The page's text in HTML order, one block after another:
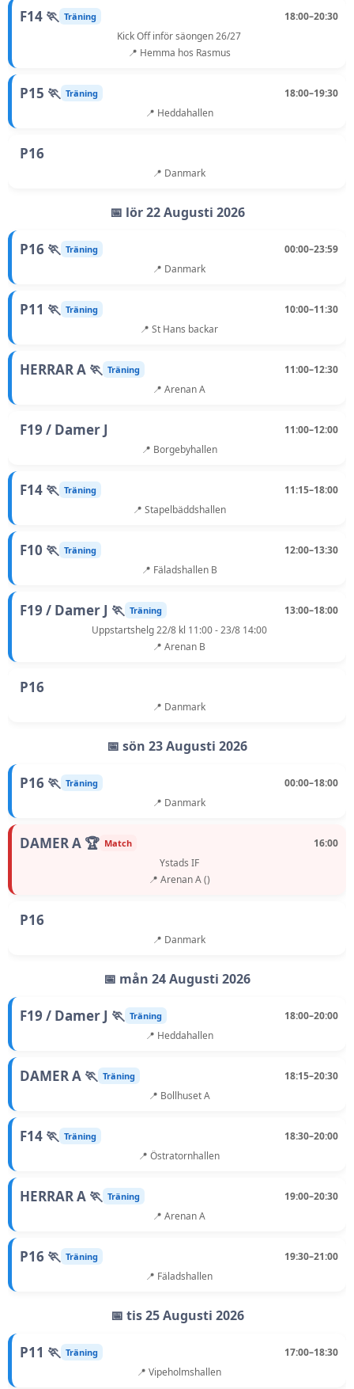
F14 🏃 Träning
18:00–20:30
Kick Off inför säongen 26/27
📍 Hemma hos Rasmus
P15 🏃 Träning
18:00–19:30
📍 Heddahallen
P16
📍 Danmark
📅 lör 22 Augusti 2026
P16 🏃 Träning
00:00–23:59
📍 Danmark
P11 🏃 Träning
10:00–11:30
📍 St Hans backar
HERRAR A 🏃 Träning
11:00–12:30
📍 Arenan A
F19 / Damer J
11:00–12:00
📍 Borgebyhallen
F14 🏃 Träning
11:15–18:00
📍 Stapelbäddshallen
F10 🏃 Träning
12:00–13:30
📍 Fäladshallen B
F19 / Damer J 🏃 Träning
13:00–18:00
Uppstartshelg 22/8 kl 11:00 - 23/8 14:00
📍 Arenan B
P16
📍 Danmark
📅 sön 23 Augusti 2026
P16 🏃 Träning
00:00–18:00
📍 Danmark
DAMER A 🏆 Match
16:00
Ystads IF
📍 Arenan A ()
P16
📍 Danmark
📅 mån 24 Augusti 2026
F19 / Damer J 🏃 Träning
18:00–20:00
📍 Heddahallen
DAMER A 🏃 Träning
18:15–20:30
📍 Bollhuset A
F14 🏃 Träning
18:30–20:00
📍 Östratornhallen
HERRAR A 🏃 Träning
19:00–20:30
📍 Arenan A
P16 🏃 Träning
19:30–21:00
📍 Fäladshallen
📅 tis 25 Augusti 2026
P11 🏃 Träning
17:00–18:30
📍 Vipeholmshallen